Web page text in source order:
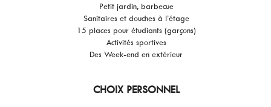
Petit jardin, barbecue
Sanitaires et douches à l’étage
15 places pour étudiants (garçons)
Activités sportives
Des Week-end en extérieur
CHOIX PERSONNEL